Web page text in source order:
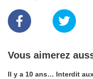
Vous aimerez
Il y a 10 ans… Interdit